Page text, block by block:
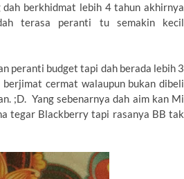
berkhidmat lebih 4 tahun akhirnya
terasa peranti tu semakin kecil
peranti budget tapi dah berada lebih 3
cermat walaupun bukan dibeli
;D. Yang sebenarnya dah aim kan Mi
tegar Blackberry tapi rasanya BB tak